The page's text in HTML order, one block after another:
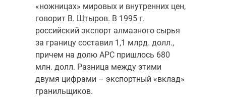
«ножницах» мировых и внутренних цен,
говорит В. Штыров. В 1995 г.
российский экспорт алмазного сырья
за границу составил 1,1 млрд. долл.,
причем на долю АРС пришлось 680
млн. долл. Разница между этими
двумя цифрами – экспортный «вклад»
гранильщиков.